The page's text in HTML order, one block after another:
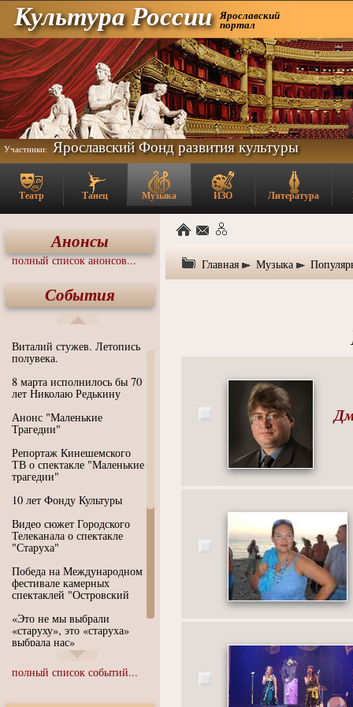
Культура России Ярославский
портал
Участники: Ярославский Фонд развития культуры
Театр Танец Музыка ИЗО Литература
Анонсы
полный список анонсов...
События
Виталий стужев. Летопись
полувека.
8 марта исполнилось бы 70
лет Николаю Редькину
Анонс "Маленькие
Трагедии"
Репортаж Кинешемского
ТВ о спектакле "Маленькие
трагедии"
10 лет Фонду Культуры
Видео сюжет Городского
Телеканала о спектакле
"Старуха"
Победа на Международном
фестивале камерных
спектаклей "Островский
«Это не мы выбрали
«старуху», это «старуха»
выбрала нас»
Иммерсивный спектакль
"Язык чистого полета
полный список событий...
Главная Музыка